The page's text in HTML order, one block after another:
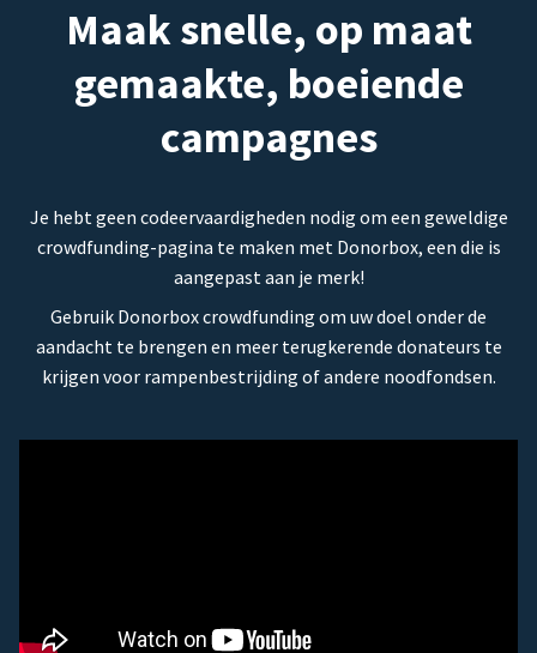
Maak snelle, op maat
gemaakte, boeiende
campagnes
Je hebt geen codeervaardigheden nodig om een geweldige
crowdfunding-pagina te maken met Donorbox, een die is
aangepast aan je merk!
Gebruik Donorbox crowdfunding om uw doel onder de
aandacht te brengen en meer terugkerende donateurs te
krijgen voor rampenbestrijding of andere noodfondsen.